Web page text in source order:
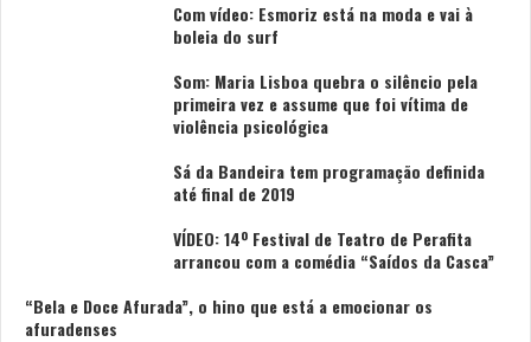
Com vídeo: Esmoriz está na moda e vai à
boleia do surf
Som: Maria Lisboa quebra o silêncio pela
primeira vez e assume que foi vítima de
violência psicológica
Sá da Bandeira tem programação definida
até final de 2019
VÍDEO: 14º Festival de Teatro de Perafita
arrancou com a comédia “Saídos da Casca”
“Bela e Doce Afurada”, o hino que está a emocionar os
afuradenses